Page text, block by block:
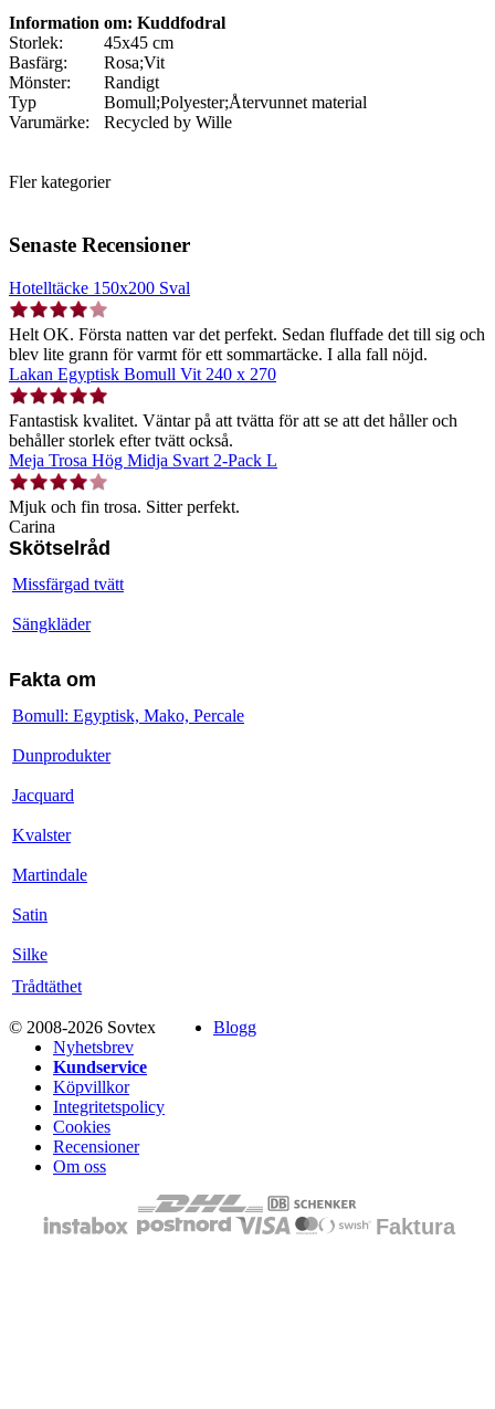
Information om: Kuddfodral
Storlek:
45x45 cm
Basfärg:
Rosa;Vit
Mönster:
Randigt
Typ
Bomull;Polyester;Återvunnet material
Varumärke:
Recycled by Wille
Fler kategorier
Senaste Recensioner
Hotelltäcke 150x200 Sval
Helt OK. Första natten var det perfekt. Sedan fluffade det till sig och
blev lite grann för varmt för ett sommartäcke. I alla fall nöjd.
Lakan Egyptisk Bomull Vit 240 x 270
Fantastisk kvalitet. Väntar på att tvätta för att se att det håller och
behåller storlek efter tvätt också.
Meja Trosa Hög Midja Svart 2-Pack L
Mjuk och fin trosa. Sitter perfekt.
Carina
Skötselråd
Missfärgad tvätt
Sängkläder
Fakta om
Bomull: Egyptisk, Mako, Percale
Dunprodukter
Jacquard
Kvalster
Martindale
Satin
Silke
Trådtäthet
© 2008-2026 Sovtex
Blogg
Nyhetsbrev
Kundservice
Köpvillkor
Integritetspolicy
Cookies
Recensioner
Om oss